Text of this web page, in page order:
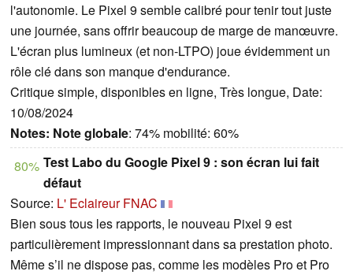
l'autonomie. Le Pixel 9 semble calibré pour tenir tout juste
une journée, sans offrir beaucoup de marge de manœuvre.
L'écran plus lumineux (et non-LTPO) joue évidemment un
rôle clé dans son manque d'endurance.
Critique simple, disponibles en ligne, Très longue, Date:
10/08/2024
Notes: Note globale: 74% mobilité: 60%
80% Test Labo du Google Pixel 9 : son écran lui fait
défaut
Source: L' Eclaireur FNAC
Bien sous tous les rapports, le nouveau Pixel 9 est
particulièrement impressionnant dans sa prestation photo.
Même s’il ne dispose pas, comme les modèles Pro et Pro